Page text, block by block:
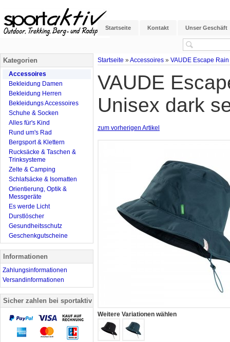
Startseite Kontakt Unser Geschäft
Startseite » Accessoires » VAUDE Escape
VAUDE
Unisex dark
zum vorherigen Artikel
Weitere Variationen wählen
Kategorien
Accessoires
Bekleidung Damen
Bekleidung Herren
Bekleidungs Accessoires
Schuhe & Socken
Alles für's Kind
Rund um's Rad
Bergsport & Klettern
Rucksäcke & Taschen &
Trinksysteme
Zelte & Camping
Schlafsäcke & Isomatten
Orientierung, Optik &
Messgeräte
Es werde Licht
Durstlöscher
Gesundheitsschutz
Geschenkgutscheine
Informationen
Zahlungsinformationen
Versandinformationen
Sicher zahlen bei sportaktiv